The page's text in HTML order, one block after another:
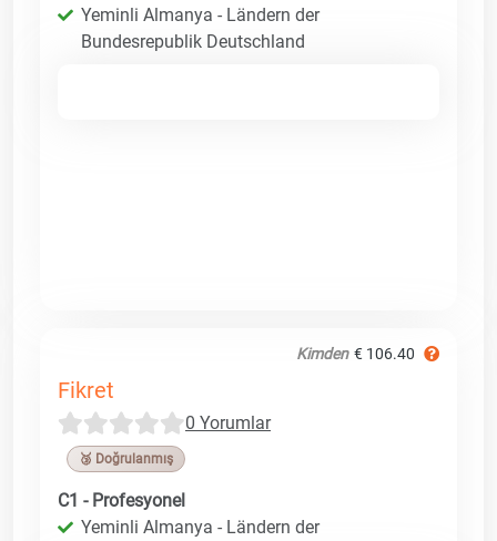
Yeminli Almanya - Ländern der
Bundesrepublik Deutschland
Kimden € 106.40
Fikret
0 Yorumlar
🥉 Doğrulanmış
C1 - Profesyonel
Yeminli Almanya - Ländern der